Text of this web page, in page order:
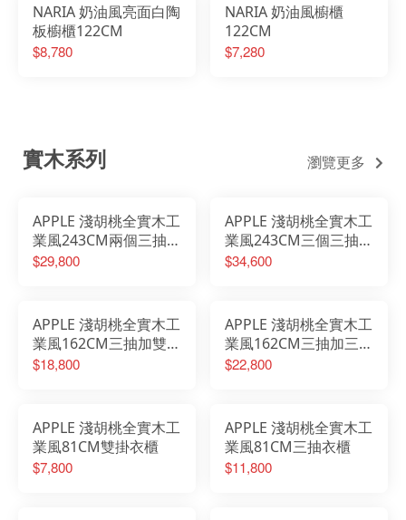
NARIA 奶油風亮面白陶
板櫥櫃122CM
$8,780
NARIA 奶油風櫥櫃
122CM
$7,280
實木系列 瀏覽更多
APPLE 淺胡桃全實木工
業風243CM兩個三抽加
雙掛衣櫃
$29,800
APPLE 淺胡桃全實木工
業風243CM三個三抽衣
櫃
$34,600
APPLE 淺胡桃全實木工
業風162CM三抽加雙掛
衣櫃
$18,800
APPLE 淺胡桃全實木工
業風162CM三抽加三抽
衣櫃
$22,800
APPLE 淺胡桃全實木工
業風81CM雙掛衣櫃
$7,800
APPLE 淺胡桃全實木工
業風81CM三抽衣櫃
$11,800